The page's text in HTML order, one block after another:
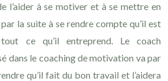
l’aider à se motiver et à se mettre en
la suite à se rendre compte qu’il est
ce qu’il entreprend. Le coach
dans le coaching de motivation va par
qu’il fait du bon travail et l’aidera